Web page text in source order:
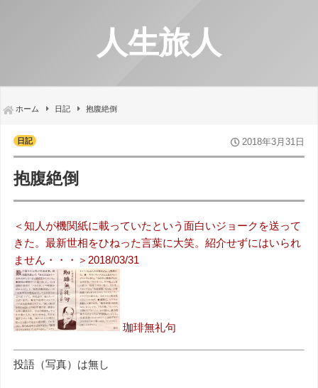
人生旅人
ホーム 日記 抱腹絶倒
日記 2018年3月31日
抱腹絶倒
＜知人が機関紙に載っていたという面白いジョークを送って
きた。最新世相をひねった言葉に大笑。紹介せずにはいられ
ません・・・＞2018/03/31
珈琲無礼句
投語（写真）は無し